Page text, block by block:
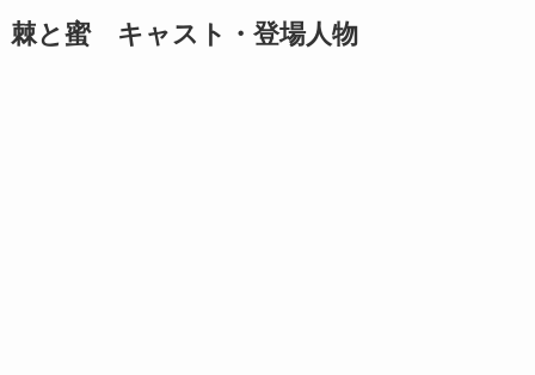
棘と蜜 キャスト・登場人物